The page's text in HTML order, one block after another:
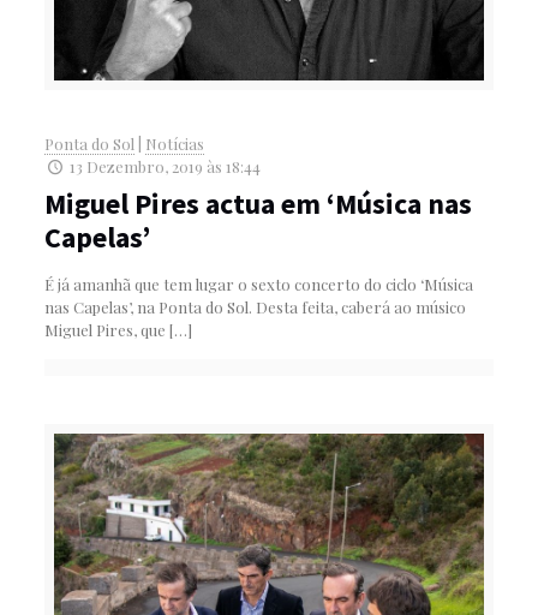
Ponta do Sol
Notícias
13 Dezembro, 2019 às 18:44
Miguel Pires actua em ‘Música nas
Capelas’
É já amanhã que tem lugar o sexto concerto do ciclo ‘Música
nas Capelas’, na Ponta do Sol. Desta feita, caberá ao músico
Miguel Pires, que […]